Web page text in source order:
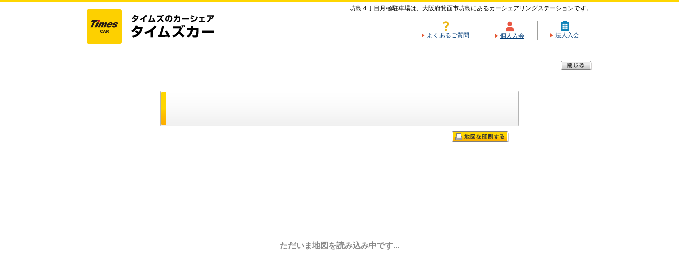
坊島４丁目月極駐車場は、大阪府箕面市坊島にあるカーシェアリングステーションです。
よくあるご質問 個人入会 法人入会
ただいま地図を読み込み中です...